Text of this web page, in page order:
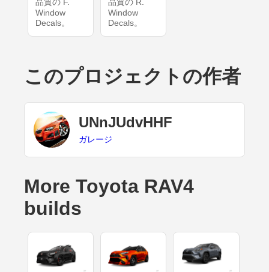
品質の F.
Window
Decals。
品質の R.
Window
Decals。
このプロジェクトの作者
UNnJUdvHHF
ガレージ
More Toyota RAV4
builds